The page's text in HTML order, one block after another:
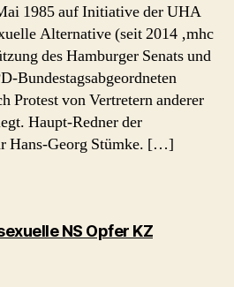
1985 auf Initiative der UHA
Alternative (seit 2014 ‚mhc
des Hamburger Senats und
Bundestagsabgeordneten
Protest von Vertretern anderer
Haupt-Redner der
Hans-Georg Stümke. […]
NS Opfer KZ